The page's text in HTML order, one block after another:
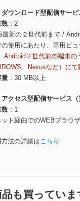
ダウンロード型配信サービ
数
2
最新の２世代前まで /
使用にあたり、専用ビ
Android２世代前の端末の
、Nexusなど）に
量
30 MB以上
アクセス型配信サービス（
数
1
ト経由でのWEBブラウ
法の詳細はこちら
も買っていま